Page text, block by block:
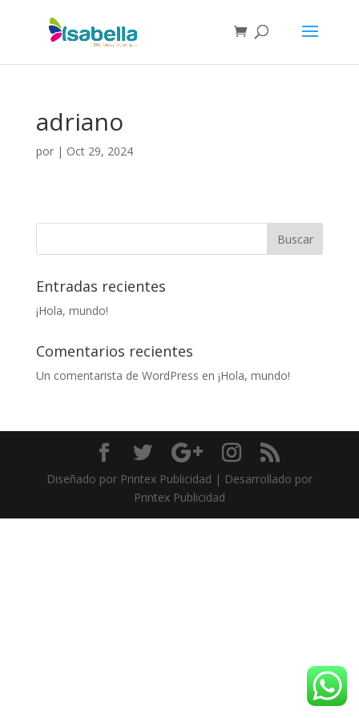
adriano
por | Oct 29, 2024
Entradas recientes
¡Hola, mundo!
Comentarios recientes
Un comentarista de WordPress en ¡Hola, mundo!
Diseñado por Printex Publicidad | Desarrollado por
Printex Publicidad